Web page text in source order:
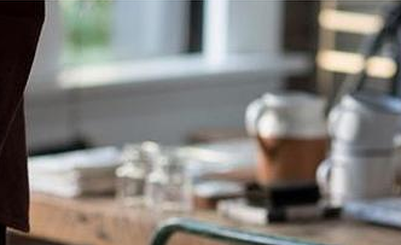
engagements en matière d'achats inclusifs
clé en main